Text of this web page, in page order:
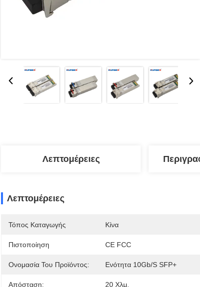
Λεπτομέρειες
Λεπτομέρειες
Τόπος Καταγωγής Κίνα
Πιστοποίηση CE FCC
Ονομασία Του Προϊόντος: Ενότητα 10Gb/s SFP+
Απόσταση: 20 Χλμ.